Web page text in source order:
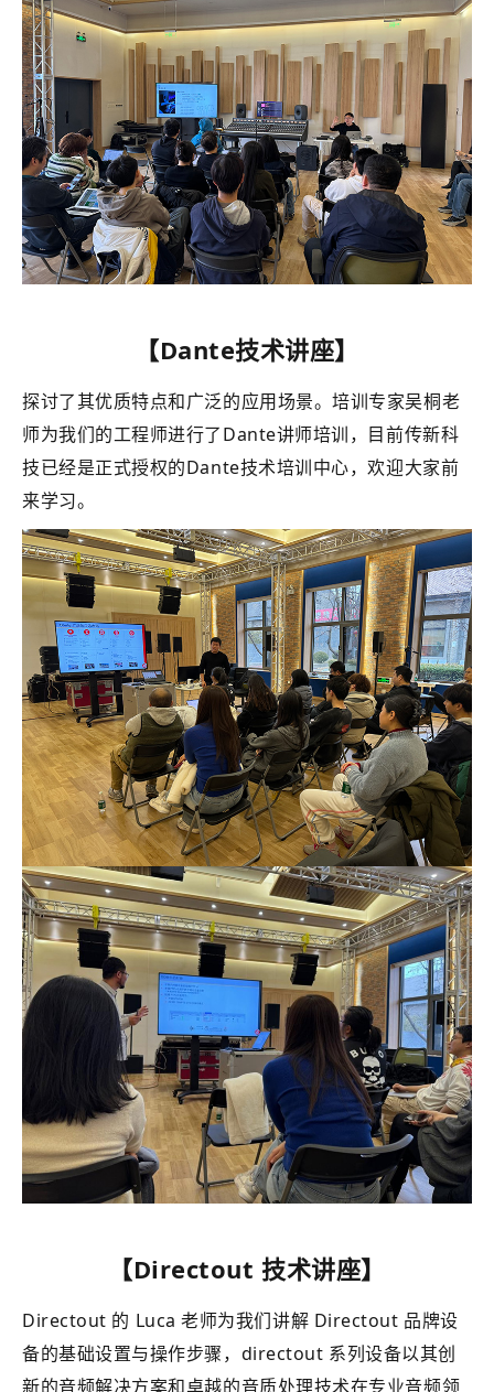
【Dante技术讲座】
探讨了其优质特点和广泛的应用场景。培训专家吴桐老
师为我们的工程师进行了Dante讲师培训，目前传新科
技已经是正式授权的Dante技术培训中心，欢迎大家前
来学习。
【Directout 技术讲座】
Directout 的 Luca 老师为我们讲解 Directout 品牌设
备的基础设置与操作步骤，directout 系列设备以其创
新的音频解决方案和卓越的音质处理技术在专业音频领